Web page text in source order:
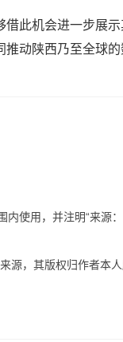
此机会进一步展
动陕西乃至全球的
使用，并注明“来源
源，其版权归作者本